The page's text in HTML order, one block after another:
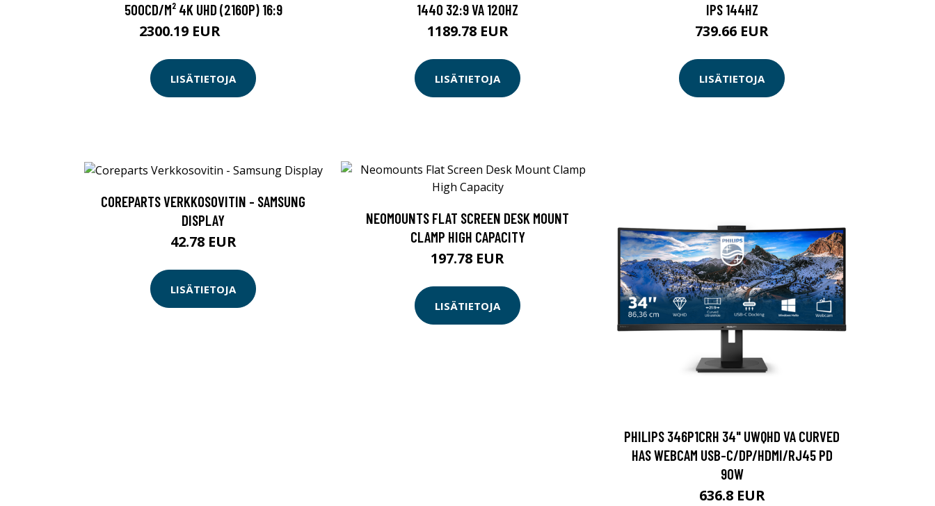
500CD/M² 4K UHD (2160P) 16:9
2300.19 EUR
LISÄTIETOJA
1440 32:9 VA 120HZ
1189.78 EUR
LISÄTIETOJA
IPS 144HZ
739.66 EUR
LISÄTIETOJA
COREPARTS VERKKOSOVITIN - SAMSUNG
DISPLAY
42.78 EUR
LISÄTIETOJA
NEOMOUNTS FLAT SCREEN DESK MOUNT
CLAMP HIGH CAPACITY
197.78 EUR
LISÄTIETOJA
PHILIPS 346P1CRH 34" UWQHD VA CURVED
HAS WEBCAM USB-C/DP/HDMI/RJ45 PD
90W
636.8 EUR